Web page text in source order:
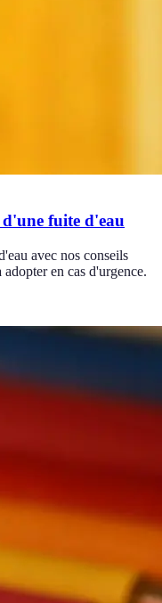
fuite d'eau
avec nos conseils
en cas d'urgence.